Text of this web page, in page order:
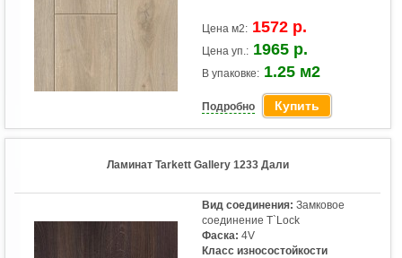
Цена м2: 1572 р.
Цена уп.: 1965 р.
В упаковке: 1.25 м2
Подробно Купить
Ламинат Tarkett Gallery 1233 Дали
Вид соединения: Замковое
соединение T`Lock
Фаска: 4V
Класс износостойкости